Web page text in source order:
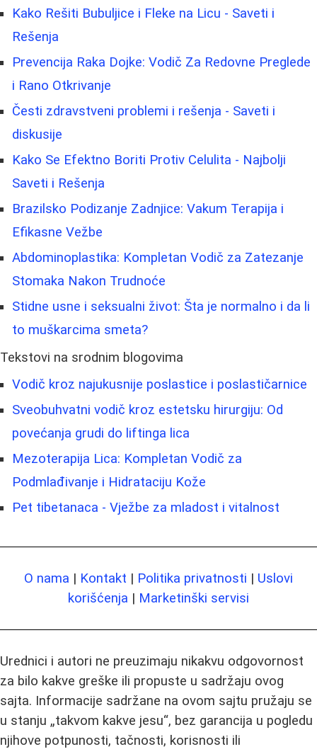
Kako Rešiti Bubuljice i Fleke na Licu - Saveti i
Rešenja
Prevencija Raka Dojke: Vodič Za Redovne Preglede
i Rano Otkrivanje
Česti zdravstveni problemi i rešenja - Saveti i
diskusije
Kako Se Efektno Boriti Protiv Celulita - Najbolji
Saveti i Rešenja
Brazilsko Podizanje Zadnjice: Vakum Terapija i
Efikasne Vežbe
Abdominoplastika: Kompletan Vodič za Zatezanje
Stomaka Nakon Trudnoće
Stidne usne i seksualni život: Šta je normalno i da li
to muškarcima smeta?
Tekstovi na srodnim blogovima
Vodič kroz najukusnije poslastice i poslastičarnice
Sveobuhvatni vodič kroz estetsku hirurgiju: Od
povećanja grudi do liftinga lica
Mezoterapija Lica: Kompletan Vodič za
Podmlađivanje i Hidrataciju Kože
Pet tibetanaca - Vježbe za mladost i vitalnost
O nama | Kontakt | Politika privatnosti | Uslovi
korišćenja | Marketinški servisi
Urednici i autori ne preuzimaju nikakvu odgovornost
za bilo kakve greške ili propuste u sadržaju ovog
sajta. Informacije sadržane na ovom sajtu pružaju se
u stanju „takvom kakve jesu“, bez garancija u pogledu
njihove potpunosti, tačnosti, korisnosti ili